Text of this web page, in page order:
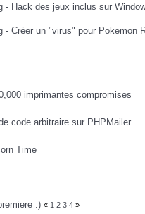
- Hack des jeux inclus sur
- Créer un "virus" pour Pokemon
imprimantes compromises
code arbitraire sur PHPMailer
Time
:) « 1 2 3 4 »